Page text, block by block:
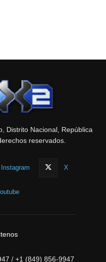
Distrito Nacional, República
reservados.
Instagram X
/ +1 (849) 856-9947